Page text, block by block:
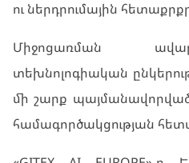
ու ներդրումային
Միջոցառման
տեխնոլոգիական
մի շարք
համագործակցության